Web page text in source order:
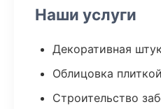
Наши услуги
Декоративная
Облицовка плиткой
Строительство